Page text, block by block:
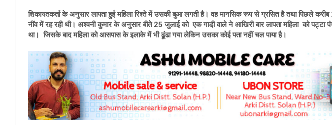
शिकायतकर्ता के अनुसार लापता हुई महिला रिश्ते में उसकी बुआ लगती है। वह मानसिक रूप से ग्रसित है तथा पिछले
नींव में रह रही थी। अश्वनी कुमार के अनुसार बीते 25 जुलाई को एक गाडी़ वाले ने आखिरी बार लापता महिला को पट्टा
था। जिसके बाद महिला को आसपास के इलाके में भी ढूंढा गया लेकिन उसका कोई पता नहीं चल पाया है।